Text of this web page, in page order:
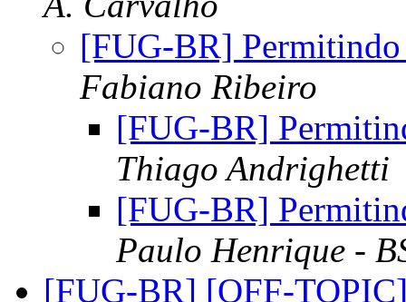
[FUG-BR]
Fabiano Ribeiro
[FUG-BR]
Thiago Andrighetti
[FUG-BR]
Paulo Henrique -
[FUG-BR] [OFF-